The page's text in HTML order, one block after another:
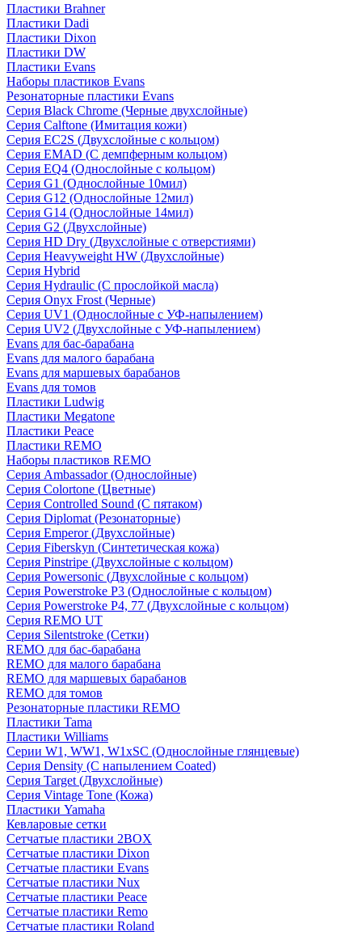
Пластики Brahner
Пластики Dadi
Пластики Dixon
Пластики DW
Пластики Evans
Наборы пластиков Evans
Резонаторные пластики Evans
Серия Black Chrome (Черные двухслойные)
Серия Calftone (Имитация кожи)
Серия EC2S (Двухслойные с кольцом)
Серия EMAD (С демпферным кольцом)
Серия EQ4 (Однослойные с кольцом)
Серия G1 (Однослойные 10мил)
Серия G12 (Однослойные 12мил)
Серия G14 (Однослойные 14мил)
Серия G2 (Двухслойные)
Серия HD Dry (Двухслойные с отверстиями)
Серия Heavyweight HW (Двухслойные)
Серия Hybrid
Серия Hydraulic (С прослойкой масла)
Серия Onyx Frost (Черные)
Серия UV1 (Однослойные с УФ-напылением)
Серия UV2 (Двухслойные с УФ-напылением)
Evans для бас-барабана
Evans для малого барабана
Evans для маршевых барабанов
Evans для томов
Пластики Ludwig
Пластики Megatone
Пластики Peace
Пластики REMO
Наборы пластиков REMO
Серия Ambassador (Однослойные)
Серия Colortone (Цветные)
Серия Controlled Sound (С пятаком)
Серия Diplomat (Резонаторные)
Серия Emperor (Двухслойные)
Серия Fiberskyn (Синтетическая кожа)
Серия Pinstripe (Двухслойные с кольцом)
Серия Powersonic (Двухслойные с кольцом)
Серия Powerstroke P3 (Однослойные с кольцом)
Серия Powerstroke P4, 77 (Двухслойные с кольцом)
Серия REMO UT
Серия Silentstroke (Сетки)
REMO для бас-барабана
REMO для малого барабана
REMO для маршевых барабанов
REMO для томов
Резонаторные пластики REMO
Пластики Tama
Пластики Williams
Серии W1, WW1, W1xSC (Однослойные глянцевые)
Серия Density (C напылением Coated)
Серия Target (Двухслойные)
Серия Vintage Tone (Кожа)
Пластики Yamaha
Кевларовые сетки
Сетчатые пластики 2BOX
Сетчатые пластики Dixon
Сетчатые пластики Evans
Сетчатые пластики Nux
Сетчатые пластики Peace
Сетчатые пластики Remo
Сетчатые пластики Roland